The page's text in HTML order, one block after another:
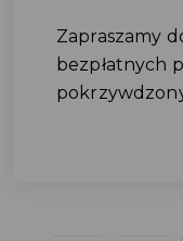
Zapraszamy
bezpłatnych